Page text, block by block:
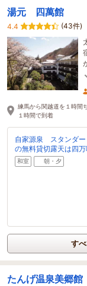
湯元 四萬館
4.4
(43件)
練馬から関越道を１時間
１時間で到着
自家源泉 スタンダー
の無料貸切露天は四
和室 朝・夕
す
たんげ温泉美郷館